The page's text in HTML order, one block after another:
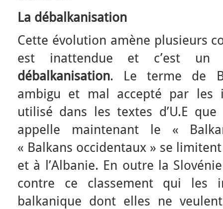
La débalkanisation
Cette évolution amène plusieurs
est inattendue et c’est
débalkanisation. Le terme de
ambigu et mal accepté par les
utilisé dans les textes d’U.E
appelle maintenant le «
« Balkans occidentaux » se
et à l’Albanie. En outre la
contre ce classement qui les
balkanique dont elles ne